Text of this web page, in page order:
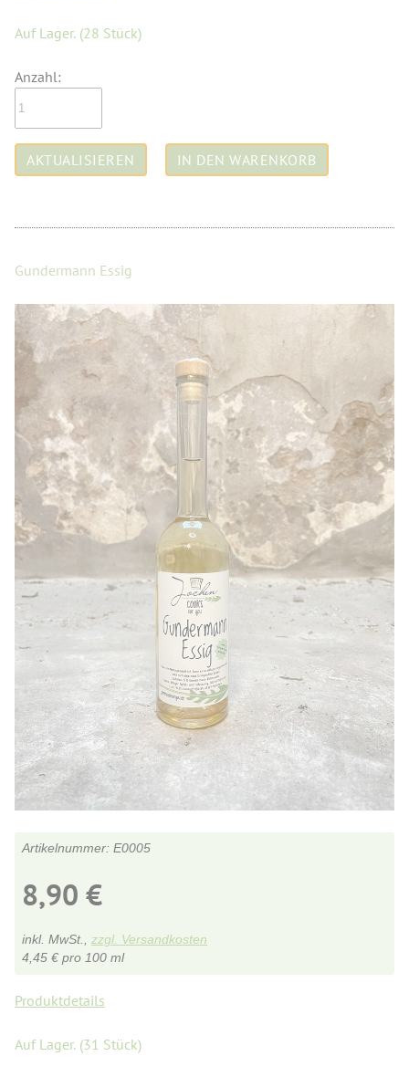
Auf Lager. (28 Stück)
Anzahl:
Gundermann Essig
E0005
8,90 €
inkl. MwSt., zzgl. Versandkosten
4,45 € pro 100 ml
Produktdetails
Auf Lager. (31 Stück)